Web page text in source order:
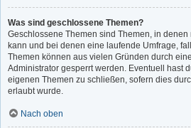
Was sind geschlossene Themen?
Geschlossene Themen sind Themen, in
kann und bei denen eine laufende Umfrage,
Themen können aus vielen Gründen durch
Administrator gesperrt werden. Eventuell hast
eigenen Themen zu schließen, sofern dies
erlaubt wurde.
Nach oben